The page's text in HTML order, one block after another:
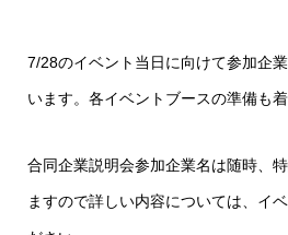
7/28のイベント当日に向けて参加企
います。各イベントブースの準備も
合同企業説明会参加企業名は随時、
ますので詳しい内容については、イ